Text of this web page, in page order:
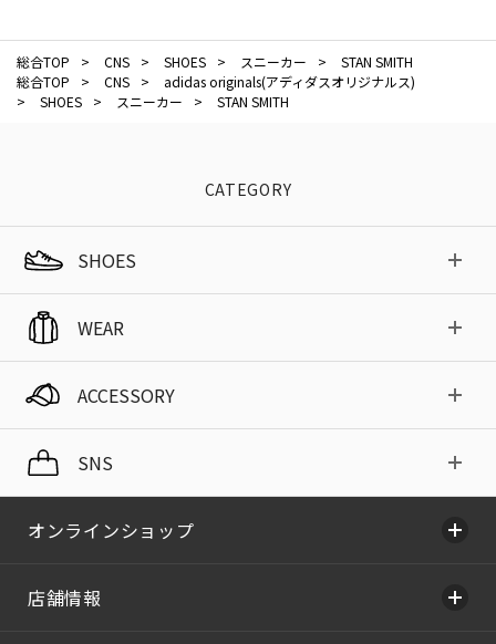
総合TOP > CNS > SHOES > スニーカー >
STAN SMITH
総合TOP
> CNS >
adidas originals(アディダスオリジナルス)
>
SHOES > スニーカー > STAN SMITH
CATEGORY
SHOES
WEAR
ACCESSORY
SNS
オンラインショップ
店舗情報